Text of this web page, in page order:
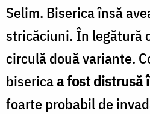
Selim. Biserica însă
stricăciuni. În legătură
circulă două variante.
bisericaa fostdistrusă
foarte probabil de